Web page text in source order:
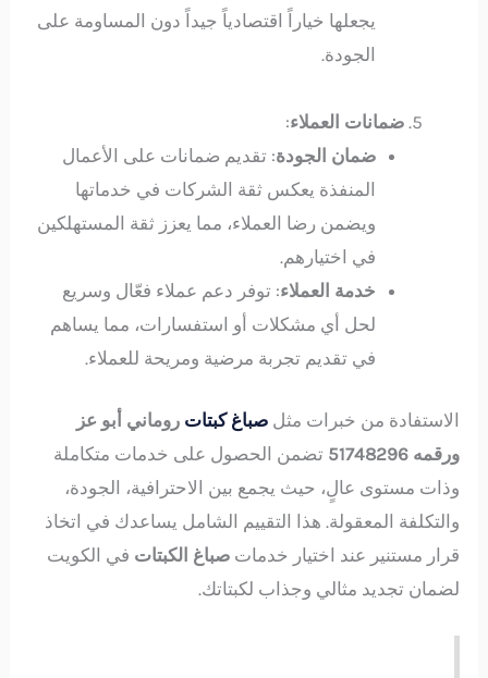
يجعلها خياراً اقتصادياً جيداً دون المساومة على
الجودة.
ضمانات العملاء:
ضمان الجودة: تقديم ضمانات على الأعمال
المنفذة يعكس ثقة الشركات في خدماتها
ويضمن رضا العملاء، مما يعزز ثقة المستهلكين
في اختيارهم.
خدمة العملاء: توفر دعم عملاء فعّال وسريع
لحل أي مشكلات أو استفسارات، مما يساهم
في تقديم تجربة مرضية ومريحة للعملاء.
الاستفادة من خبرات مثلصباغ كبتات روماني أبو عز
ورقمه 51748296
تضمن الحصول على خدمات متكاملة
وذات مستوى عالٍ، حيث يجمع بين الاحترافية، الجودة،
والتكلفة المعقولة. هذا التقييم الشامل يساعدك في اتخاذ
قرار مستنير عند اختيار خدماتصباغ الكبتات في الكويت
لضمان تجديد مثالي وجذاب لكبتاتك.